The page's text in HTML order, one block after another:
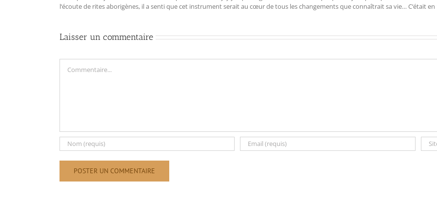
l‘écoute de rites aborigènes, il a senti que cet instrument serait au cœur de tous les changements que connaîtrait sa vie… C‘était en
Laisser un commentaire